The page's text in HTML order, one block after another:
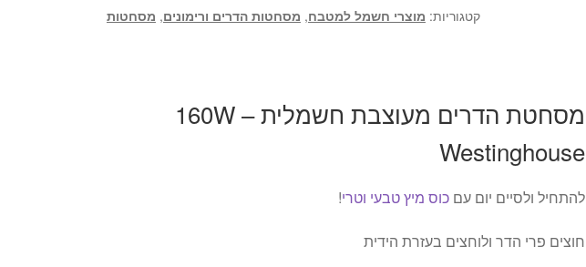
160W
קטגוריות: מוצרי חשמל למטבח, מסחטות הדרים ורימונים, מסחטות
מסחטת הדרים מעוצבת חשמלית – 160W
Westinghouse
להתחיל ולסיים יום עםכוס מיץ טבעי וטרי!
חוצים פרי הדר ולוחצים בעזרת הידית